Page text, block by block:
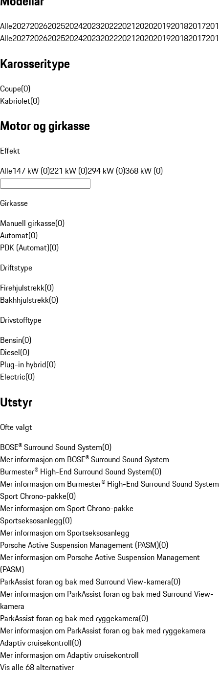
Alle20272026202520242023202220212020201920182017
Alle20272026202520242023202220212020201920182017
Karosseritype
Coupe(0)
Kabriolet(0)
Motor og girkasse
Effekt
Alle147 kW (0)221 kW (0)294 kW (0)368 kW (0)
Girkasse
Manuell girkasse(0)
Automat(0)
PDK (Automat)(0)
Driftstype
Firehjulstrekk(0)
Bakhhjulstrekk(0)
Drivstofftype
Bensin(0)
Diesel(0)
Plug-in hybrid(0)
Electric(0)
Utstyr
Ofte valgt
BOSE® Surround Sound System(0)
Mer informasjon om BOSE® Surround Sound System
Burmester® High-End Surround Sound System(0)
Mer informasjon om Burmester® High-End Surround Sound System
Sport Chrono-pakke(0)
Mer informasjon om Sport Chrono-pakke
Sportseksosanlegg(0)
Mer informasjon om Sportseksosanlegg
Porsche Active Suspension Management (PASM)(0)
Mer informasjon om Porsche Active Suspension Management
(PASM)
ParkAssist foran og bak med Surround View-kamera(0)
Mer informasjon om ParkAssist foran og bak med Surround View-
kamera
ParkAssist foran og bak med ryggekamera(0)
Mer informasjon om ParkAssist foran og bak med ryggekamera
Adaptiv cruisekontroll(0)
Mer informasjon om Adaptiv cruisekontroll
Vis alle 68 alternativer